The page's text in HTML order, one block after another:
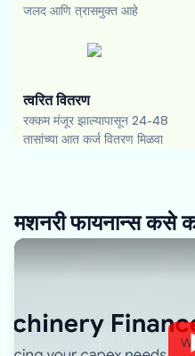
जलद आणि त्रासमुक्त आहे
त्वरित वितरण
रक्कम मंजूर झाल्यापासून 24-48
तासांच्या आत कर्ज वितरण मिळवा
मशनरी फायनान्स कसे